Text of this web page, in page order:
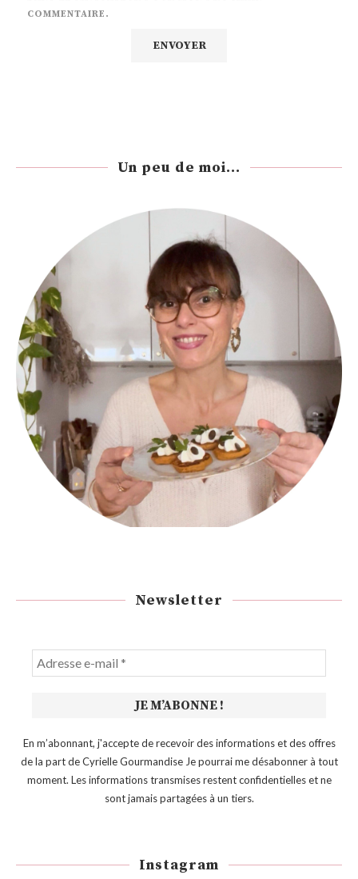
COMMENTAIRE.
Un peu de moi...
Newsletter
En m’abonnant, j'accepte de recevoir des informations et des offres
de la part de Cyrielle Gourmandise Je pourrai me désabonner à tout
moment. Les informations transmises restent confidentielles et ne
sont jamais partagées à un tiers.
Instagram